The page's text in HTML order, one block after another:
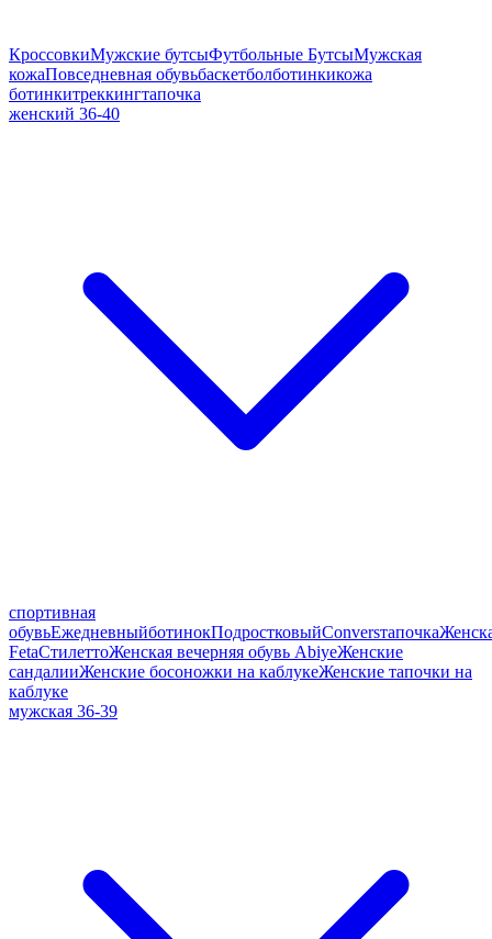
КроссовкиМужские бутсыФутбольные БутсыМужская
кожаПовседневная обувьбаскетболботинкикожа
ботинкитреккингтапочка
женский 36-40
спортивная
обувьЕжедневныйботинокПодростковыйConversтапочка
FetaСтилеттоЖенская вечерняя обувь AbiyeЖенские
сандалииЖенские босоножки на каблукеЖенские тапочки на
каблуке
мужская 36-39